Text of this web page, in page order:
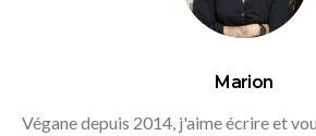
Marion
Végane depuis 2014, j'aime écrire et